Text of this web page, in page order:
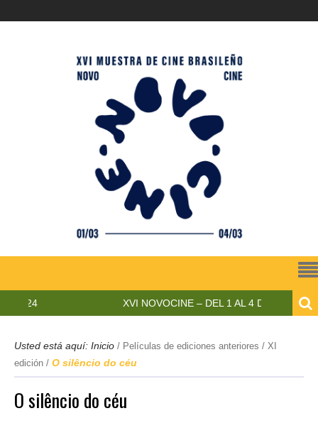
XVI NOVOCINE – DEL 1 AL 4 DE MARZO DE
Usted está aquí: Inicio / Películas de ediciones anteriores / XI
edición / O silêncio do céu
O silêncio do céu